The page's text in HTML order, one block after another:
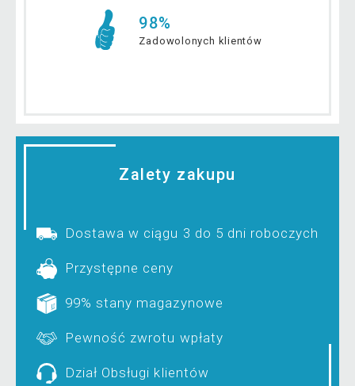
98%
Zadowolonych klientów
Zalety zakupu
Dostawa w ciągu 3 do 5 dni roboczych
Przystępne ceny
99% stany magazynowe
Pewność zwrotu wpłaty
Dział Obsługi klientów